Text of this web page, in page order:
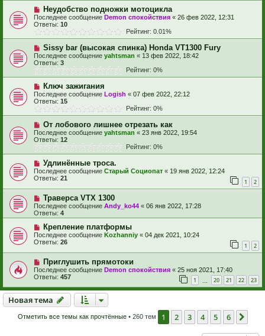
Неудобство подножки мотоцикла
Последнее сообщение Demon спокойствия « 26 фев 2022, 12:31
Ответы: 10
Рейтинг: 0.01%
Sissy bar (высокая спинка) Honda VT1300 Fury
Последнее сообщение yahtsman « 13 фев 2022, 18:42
Ответы: 3
Рейтинг: 0%
Ключ зажигания
Последнее сообщение Logish « 07 фев 2022, 22:12
Ответы: 15
Рейтинг: 0%
От лобового лишнее отрезать как
Последнее сообщение yahtsman « 23 янв 2022, 19:54
Ответы: 12
Рейтинг: 0%
Удлинённые троса.
Последнее сообщение Старый Социопат « 19 янв 2022, 12:24
Ответы: 21 1 2
Траверса VTX 1300
Последнее сообщение Andy_ko44 « 06 янв 2022, 17:28
Ответы: 4
Крепление платформы
Последнее сообщение Kozhanniy « 04 дек 2021, 10:24
Ответы: 26 1 2
Приглушить прямотоки
Последнее сообщение Demon спокойствия « 25 ноя 2021, 17:40
Ответы: 457 1 20 21 22 23
Новая тема
Новаятема
Отметить все темы как прочтённые• 260 тем 1 2 3 4 5 6